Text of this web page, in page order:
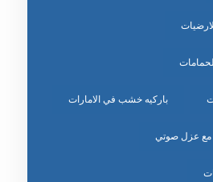
باركيه خشب في الامارات
مع عزل صوتي